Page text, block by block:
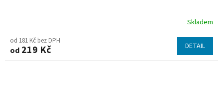
Skladem
od 181 Kč bez DPH
od 219 Kč DETAIL